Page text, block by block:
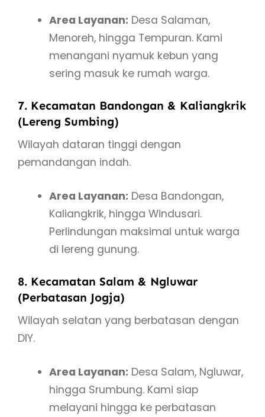
Area Layanan: Desa Salaman,
Menoreh, hingga Tempuran. Kami
menangani nyamuk kebun yang
sering masuk ke rumah warga.
7. Kecamatan Bandongan & Kaliangkrik
(Lereng Sumbing)
Wilayah dataran tinggi dengan
pemandangan indah.
Area Layanan: Desa Bandongan,
Kaliangkrik, hingga Windusari.
Perlindungan maksimal untuk warga
di lereng gunung.
8. Kecamatan Salam & Ngluwar
(Perbatasan Jogja)
Wilayah selatan yang berbatasan dengan
DIY.
Area Layanan: Desa Salam, Ngluwar,
hingga Srumbung. Kami siap
melayani hingga ke perbatasan